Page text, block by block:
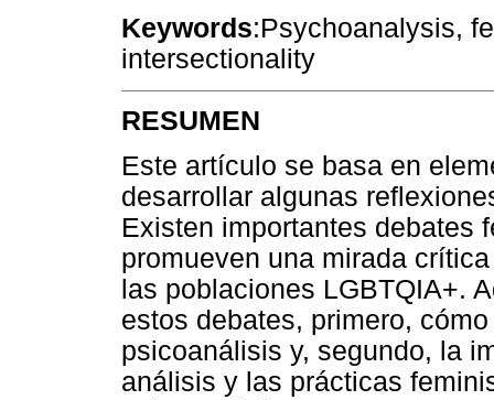
Keywords:Psychoanalysis,
intersectionality
RESUMEN
Este artículo se basa en
desarrollar algunas
Existen importantes debates
promueven una mirada
las poblaciones LGBTQIA+.
estos debates, primero,
psicoanálisis y, segundo, la
análisis y las prácticas